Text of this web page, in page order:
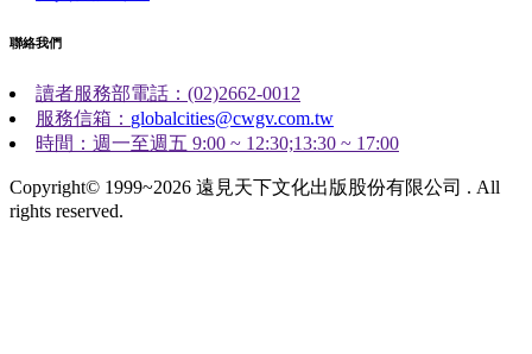
聯絡我們
讀者服務部電話：(02)2662-0012
服務信箱： globalcities@cwgv.com.tw
時間：週一至週五 9:00 ~ 12:30;13:30 ~ 17:00
Copyright© 1999~2026 遠見天下文化出版股份有限公司 . All
rights reserved.